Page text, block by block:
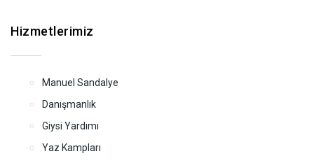
Hizmetlerimiz
Manuel Sandalye
Danışmanlık
Giysi Yardımı
Yaz Kampları